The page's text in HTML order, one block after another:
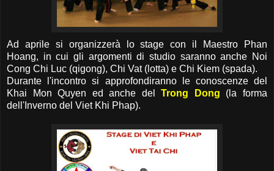
Ad aprile si organizzerà lo stage con il Maestro Phan
Hoang, in cui gli argomenti di studio saranno anche Noi
Cong Chi Luc (qigong), Chi Vat (lotta) e Chi Kiem (spada).
Durante l'incontro si approfondiranno le conoscenze del
Khai Mon Quyen ed anche delTrong Dong (la forma
dell'Inverno del Viet Khi Phap).